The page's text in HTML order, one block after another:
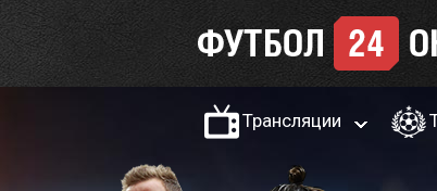
Трансляции